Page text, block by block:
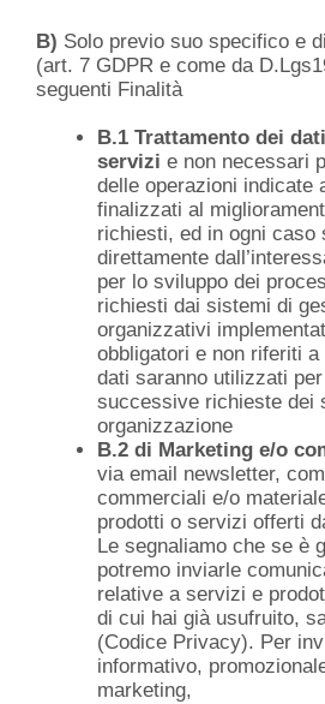
B) Solo previo suo specifico e
(art. 7 GDPR e come da
seguenti Finalità
B.1 Trattamento dei
servizi e non necessari
delle operazioni indicate
finalizzati al
richiesti, ed in ogni caso
direttamente
per lo sviluppo dei
richiesti dai sistemi di
organizzativi
obbligatori e non riferiti
dati saranno utilizzati
successive richieste dei
organizzazione
B.2 di Marketing e/o
via email newsletter,
commerciali e/o
prodotti o servizi offerti
Le segnaliamo che se è
potremo inviarle
relative a servizi e
di cui hai già usufruito,
(Codice Privacy). Per
informativo,
marketing,